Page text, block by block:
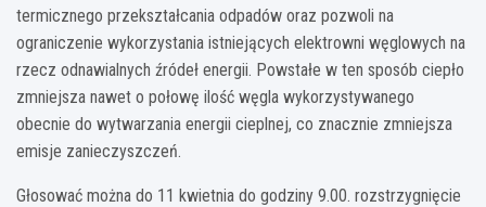
termicznego przekształcania odpadów oraz pozwoli na
ograniczenie wykorzystania istniejących elektrowni węglowych na
rzecz odnawialnych źródeł energii. Powstałe w ten sposób ciepło
zmniejsza nawet o połowę ilość węgla wykorzystywanego
obecnie do wytwarzania energii cieplnej, co znacznie zmniejsza
emisje zanieczyszczeń.
Głosować można do 11 kwietnia do godziny 9.00. rozstrzygnięcie